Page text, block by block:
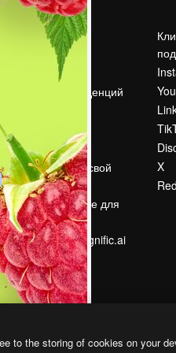
Цены
О нас
Reviews
Вакансии
Поиск тенденций
События
Slidesgo
Продайте свой
контент
Помещение для
прессы
Ищете magnific.ai
X
to the storing of cookies on your